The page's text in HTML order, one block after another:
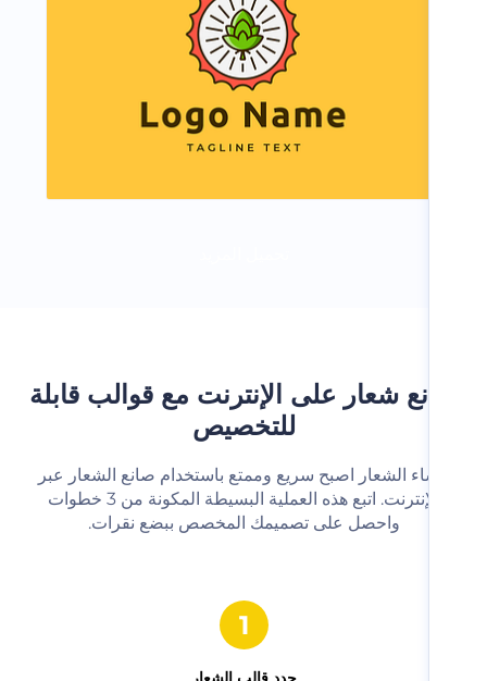
شعار على الإنترنت مع قوالب قابلة
للتخصيص
الشعار اصبح سريع وممتع باستخدام صانع الشعار عبر
الإنترنت. اتبع هذه العملية البسيطة المكونة من 3 خطوات
واحصل على تصميمك المخصص ببضع نقرات.‬